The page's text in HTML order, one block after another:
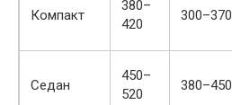
Компакт
380–
420
300–370
Седан
450–
520
380–450